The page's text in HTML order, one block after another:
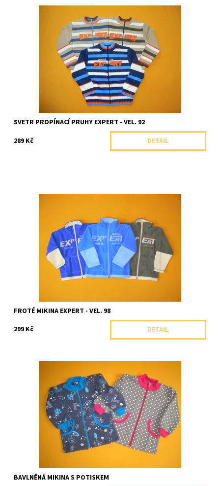
Teplý celopropínací svetr s pruhy.
Skladem 1 ks
Arex, ČR
SVETR PROPÍNACÍ PRUHY EXPERT - VEL. 92
289 Kč
DETAIL
Skladem 1 ks
Arex, ČR
FROTÉ MIKINA EXPERT - VEL. 98
299 Kč
DETAIL
Tenčí bavlněná celopropínaci mikina se stojáčkem a kapsami.
Dostupnost:
Skladem 1 ks
Arex, ČR
BAVLNĚNÁ MIKINA S POTISKEM